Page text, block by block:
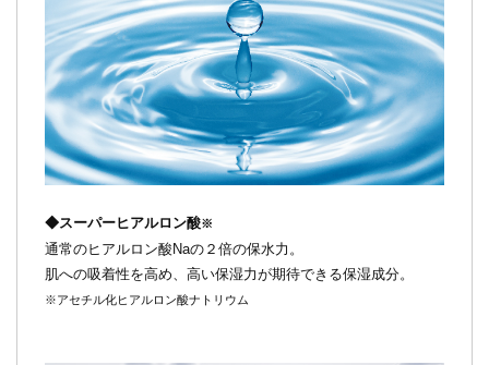
◆スーパーヒアルロン酸※
通常のヒアルロン酸Naの２倍の保水力。
肌への吸着性を高め、高い保湿力が期待できる保湿成分。
※アセチル化ヒアルロン酸ナトリウム